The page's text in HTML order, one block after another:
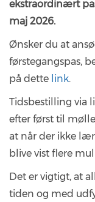
ekstraordinært
maj 2026.
Ønsker du at
førstegangspas,
på dette link.
Tidsbestilling via
efter først til
at når der ikke
blive vist flere
Det er vigtigt, at
tiden og med